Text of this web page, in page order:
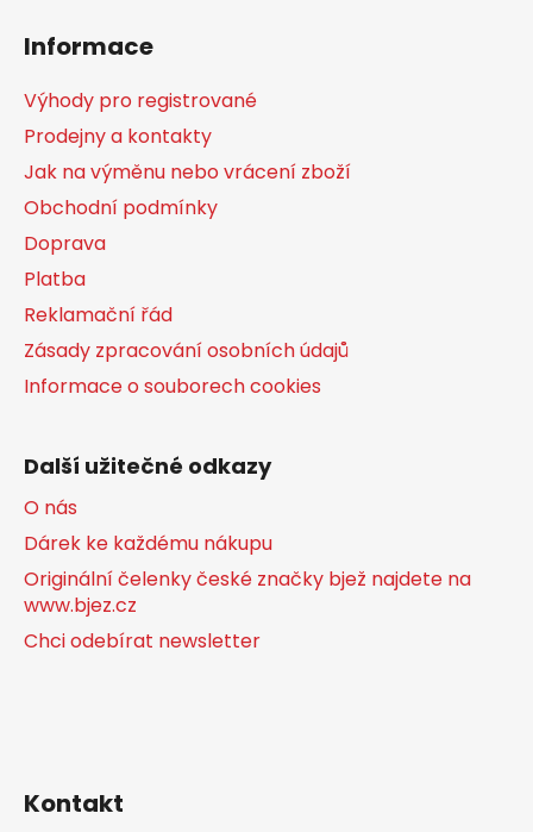
Informace
Výhody pro registrované
Prodejny a kontakty
Jak na výměnu nebo vrácení zboží
Obchodní podmínky
Doprava
Platba
Reklamační řád
Zásady zpracování osobních údajů
Informace o souborech cookies
Další užitečné odkazy
O nás
Dárek ke každému nákupu
Originální čelenky české značky bjež najdete na
www.bjez.cz
Chci odebírat newsletter
Kontakt